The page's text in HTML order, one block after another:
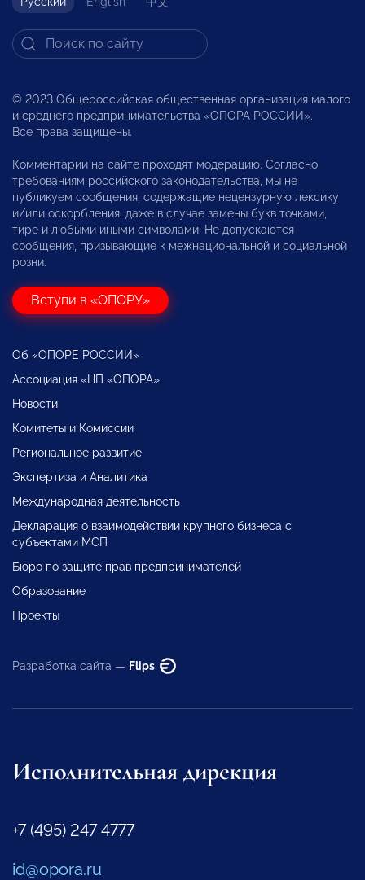
© 2023 Общероссийская общественная организация малого
и среднего предпринимательства «ОПОРА РОССИИ».
Все права защищены.
Комментарии на сайте проходят модерацию. Согласно
требованиям российского законодательства, мы не
публикуем сообщения, содержащие нецензурную лексику
и/или оскорбления, даже в случае замены букв точками,
тире и любыми иными символами. Не допускаются
сообщения, призывающие к межнациональной и социальной
розни.
Вступи в «ОПОРУ»
Об «ОПОРЕ РОССИИ»
Ассоциация «НП «ОПОРА»
Новости
Комитеты и Комиссии
Региональное развитие
Экспертиза и Аналитика
Международная деятельность
Декларация о взаимодействии крупного бизнеса с
субъектами МСП
Бюро по защите прав предпринимателей
Образование
Проекты
Разработка сайта — Flips
Исполнительная дирекция
+7 (495) 247 4777
id@opora.ru